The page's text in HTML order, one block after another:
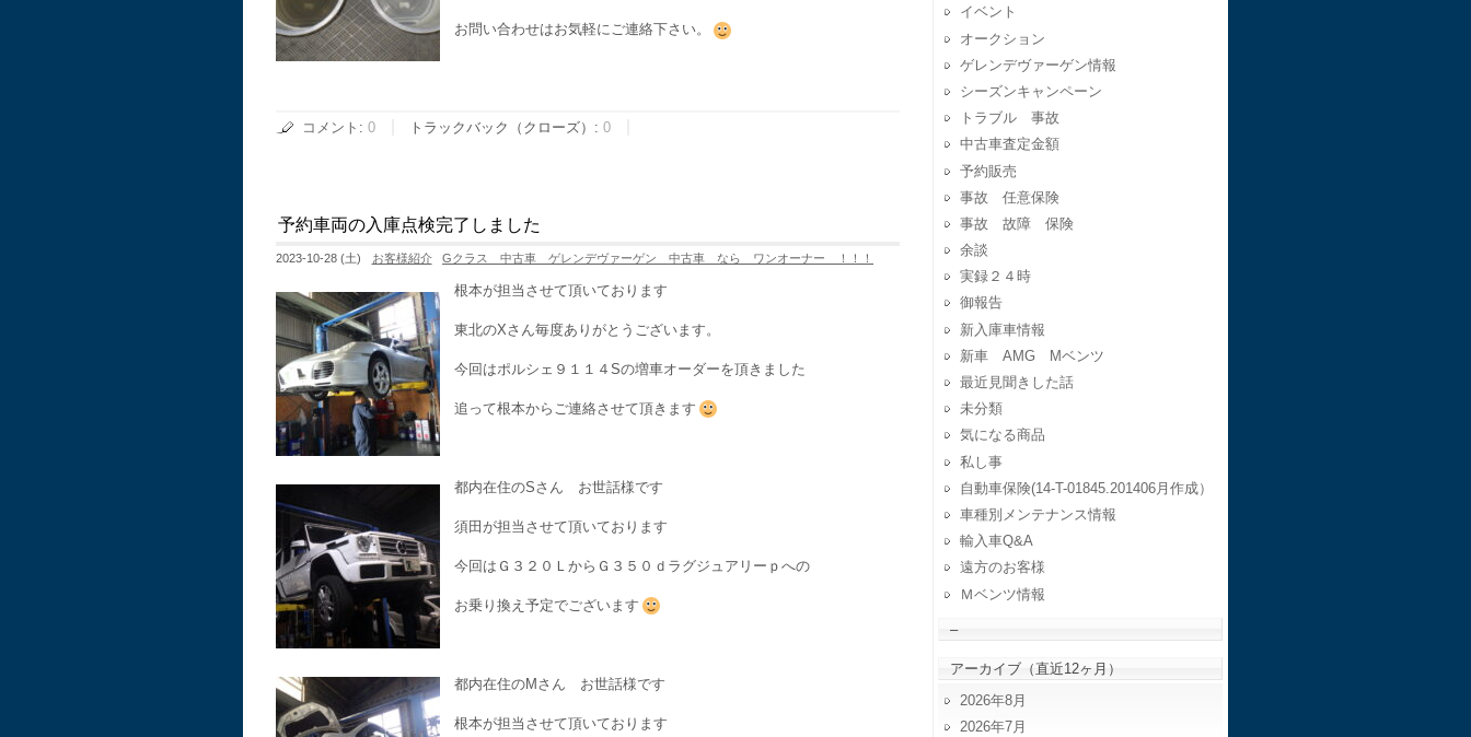
お問い合わせはお気軽にご連絡下さい。
コメント : 0 トラックバック（クローズ）: 0
予約車両の入庫点検完了しました
2023-10-28 (土) お客様紹介 Gクラス 中古車 ゲレンデヴァーゲン 中古車 なら ワンオーナー ！！！
根本が担当させて頂いております
東北のXさん毎度ありがとうございます。
今回はポルシェ９１１４Sの増車オーダーを頂きました
追って根本からご連絡させて頂きます
都内在住のSさん お世話様です
須田が担当させて頂いております
今回はＧ３２０ＬからＧ３５０ｄラグジュアリーｐへの
お乗り換え予定でございます
都内在住のMさん お世話様です
根本が担当させて頂いております
イベント
オークション
ゲレンデヴァーゲン情報
シーズンキャンペーン
トラブル 事故
中古車査定金額
予約販売
事故 任意保険
事故 故障 保険
余談
実録２４時
御報告
新入庫車情報
新車 AMG Mベンツ
最近見聞きした話
未分類
気になる商品
私し事
自動車保険(14-T-01845.201406月作成）
車種別メンテナンス情報
輸入車Q&A
遠方のお客様
Ｍベンツ情報
–
アーカイブ（直近12ヶ月）
2026年8月
2026年7月